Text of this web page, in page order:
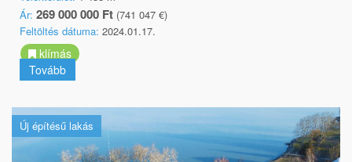
Ár: 269 000 000 Ft (741 047 €)
Feltöltés dátuma: 2024.01.17.
klímás
Tovább
Új építésű lakás